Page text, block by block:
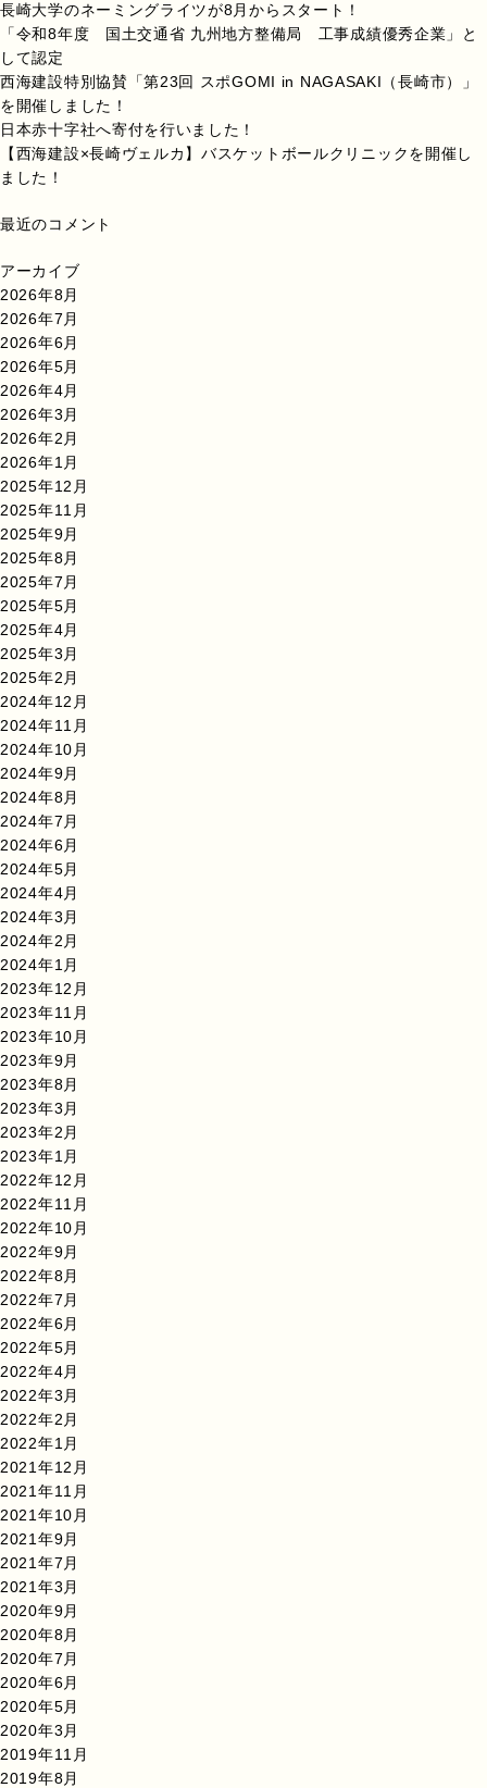
長崎大学のネーミングライツが8月からスタート！
「令和8年度 国土交通省 九州地方整備局 工事成績優秀企業」と
して認定
西海建設特別協賛「第23回 スポGOMI in NAGASAKI（長崎市）」
を開催しました！
日本赤十字社へ寄付を行いました！
【西海建設×長崎ヴェルカ】バスケットボールクリニックを開催し
ました！
最近のコメント
アーカイブ
2026年8月
2026年7月
2026年6月
2026年5月
2026年4月
2026年3月
2026年2月
2026年1月
2025年12月
2025年11月
2025年9月
2025年8月
2025年7月
2025年5月
2025年4月
2025年3月
2025年2月
2024年12月
2024年11月
2024年10月
2024年9月
2024年8月
2024年7月
2024年6月
2024年5月
2024年4月
2024年3月
2024年2月
2024年1月
2023年12月
2023年11月
2023年10月
2023年9月
2023年8月
2023年3月
2023年2月
2023年1月
2022年12月
2022年11月
2022年10月
2022年9月
2022年8月
2022年7月
2022年6月
2022年5月
2022年4月
2022年3月
2022年2月
2022年1月
2021年12月
2021年11月
2021年10月
2021年9月
2021年7月
2021年3月
2020年9月
2020年8月
2020年7月
2020年6月
2020年5月
2020年3月
2019年11月
2019年8月